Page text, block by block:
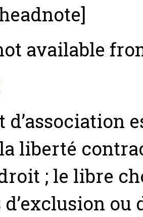
available
d’association
liberté
; le libre